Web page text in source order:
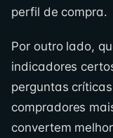
perfil de compra.
Por outro lado,
indicadores
perguntas
compradores
convertem